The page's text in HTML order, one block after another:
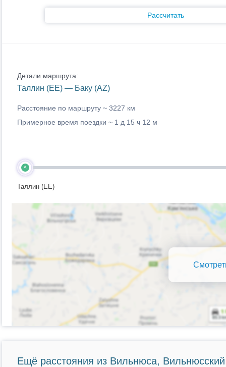
Рассчитать
Детали маршрута:
Таллин (EE) — Баку (AZ)
Расстояние по маршруту ~ 3227 км
Примерное время поездки ~ 1 д 15 ч 12 м
A
Таллин (EE)
Ещё расстояния из Вильнюса,